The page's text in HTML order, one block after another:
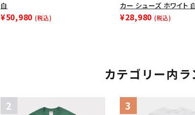
白
¥50,980 (税込)
カー シューズ ホワイト
¥28,980 (税込)
カテゴリー内ラ